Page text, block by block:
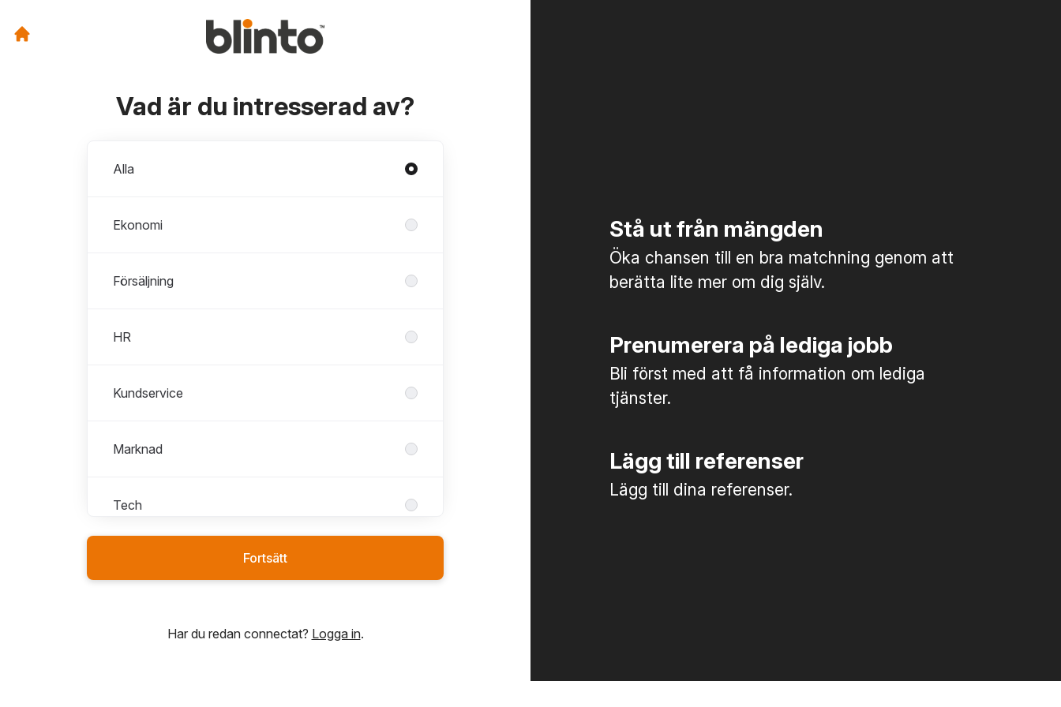
Vad är du intresserad av?
Alla
Ekonomi
Försäljning
HR
Kundservice
Marknad
Tech
Fortsätt
Har du redan connectat? Logga in.
Stå ut från mängden
Öka chansen till en bra matchning genom att
berätta lite mer om dig själv.
Prenumerera på lediga jobb
Bli först med att få information om lediga
tjänster.
Lägg till referenser
Lägg till dina referenser.